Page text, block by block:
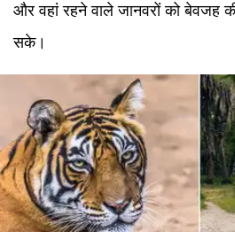
और वहां रहने वाले जानवरों को बेवजह
सके।